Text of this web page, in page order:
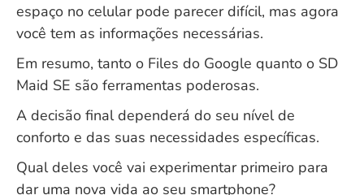
espaço no celular pode parecer difícil, mas agora
você tem as informações necessárias.
Em resumo, tanto o Files do Google quanto o SD
Maid SE são ferramentas poderosas.
A decisão final dependerá do seu nível de
conforto e das suas necessidades específicas.
Qual deles você vai experimentar primeiro para
dar uma nova vida ao seu smartphone?